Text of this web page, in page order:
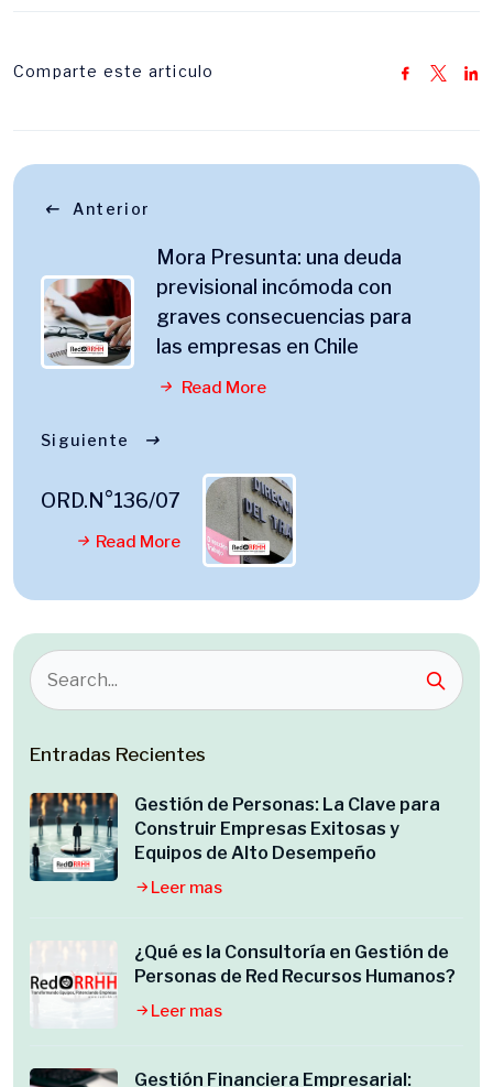
Comparte este articulo
Anterior
Mora Presunta: una deuda
previsional incómoda con
graves consecuencias para
las empresas en Chile
Read More
Siguiente
ORD.N°136/07
Read More
Entradas Recientes
Gestión de Personas: La Clave para
Construir Empresas Exitosas y
Equipos de Alto Desempeño
Leer mas
¿Qué es la Consultoría en Gestión de
Personas de Red Recursos Humanos?
Leer mas
Gestión Financiera Empresarial: